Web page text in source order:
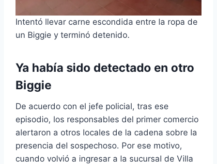
Intentó llevar carne escondida entre la ropa de
un Biggie y terminó detenido.
Ya había sido detectado en otro
Biggie
De acuerdo con el jefe policial, tras ese
episodio, los responsables del primer comercio
alertaron a otros locales de la cadena sobre la
presencia del sospechoso. Por ese motivo,
cuando volvió a ingresar a la sucursal de Villa